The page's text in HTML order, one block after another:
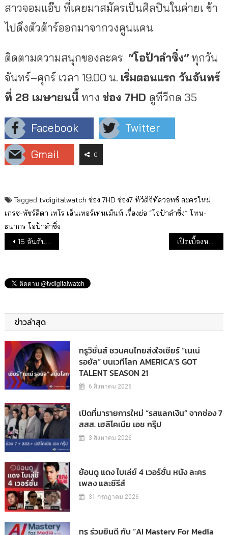
สาวจอมแอ๊บ ที่เคยมาสมัครเป็นศิลปินในค่ายเ ข้า
ไปดึงตัวต้าร์ออกมาจากวงคูนแคน
ติดตามความสนุกของละคร “โอป้าลำซิ่ง”ทุกวัน
จันทร์–ศุกร์ เวลา 19.00 น. เริ่มตอนแรก วันจันทร์
ที่ 28 เมษายนนี้ ทาง ช่อง 7HD ดูทีวีกด 35
Facebook
Twitter
Gmail
0
Tagged tvdigitalwatch ช่อง 7HD ช่อง7 ทีวีดิจิทัลวอทช์ ละครใหม่
เกรซ-พัชร์สิตา เทโร เอ็นเทอร์เทนเม้นท์ เรื่องย่อ “โอป้าลำซิ่ง” โหน-
ธนากร โอป้าลำซิ่ง
แนะแนวเรื่อง
15 อันดับรายการที่มีผู้ชมมากที่สุด ประจำเดือน มีนาคม 2568 เปิดเบื้องหลัง “แม่ย่าวังตะเคียน” ลุคหลอนเอฟเฟกต์ผี
ข่าวล่าสุด
ทรูวิชั่นส์ ชวนคนไทยส่งใจเชียร์ “เนเน่
รอยัล” บนเวทีโลก AMERICA’S GOT
TALENT SEASON 21
6 สิงหาคม 2026
เปิดที่มารายการใหม่ “รสแลกเงิน” จากช่อง 7
สสส. เฮลิโคเนีย เอช กรุ๊ป
3 สิงหาคม 2026
ย้อนดู แดง ไบเล่ย์ 4 เวอร์ชั่น หนัง ละคร
เพลง และซีรีส์
31 กรกฎาคม 2026
ทรู ร่วมยินดี กับ “AI Mastery For Media